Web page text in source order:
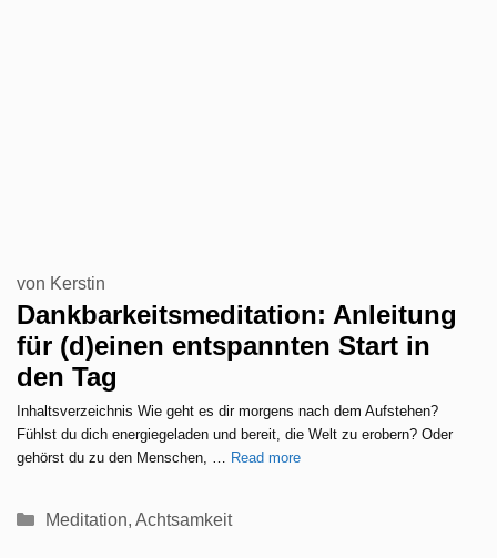
Dankbarkeitsmeditation: Anleitung
für (d)einen entspannten Start in
den Tag
von Kerstin
Inhaltsverzeichnis Wie geht es dir morgens nach dem Aufstehen?
Fühlst du dich energiegeladen und bereit, die Welt zu erobern? Oder
gehörst du zu den Menschen, … Read more
Kategorien
Meditation, Achtsamkeit